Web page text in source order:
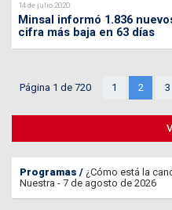
14 de julio 2020
Minsal informó 1.836
cifra más baja en 63 días
Página 1 de 720 1 2 3
Programas
¿Cómo está la
Nuestra - 7 de agosto de 2026